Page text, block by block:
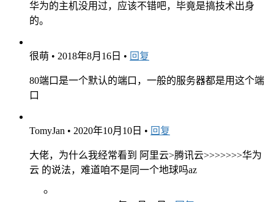
华为的主机没用过，应该不错吧，毕竟是搞技术出身
的。
很萌 • 2018年8月16日 • 回复
80端口是一个默认的端口，一般的服务器都是用这个端
口
TomyJan • 2020年10月10日 • 回复
大佬，为什么我经常看到 阿里云>腾讯云>>>>>>>华为
云 的说法，难道咱不是同一个地球吗az